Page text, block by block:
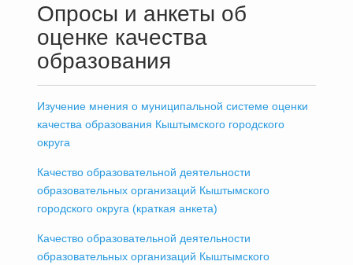
Опросы и анкеты об
оценке качества
образования
Изучение мнения о муниципальной системе оценки
качества образования Кыштымского городского
округа
Качество образовательной деятельности
образовательных организаций Кыштымского
городского округа (краткая анкета)
Качество образовательной деятельности
образовательных организаций Кыштымского